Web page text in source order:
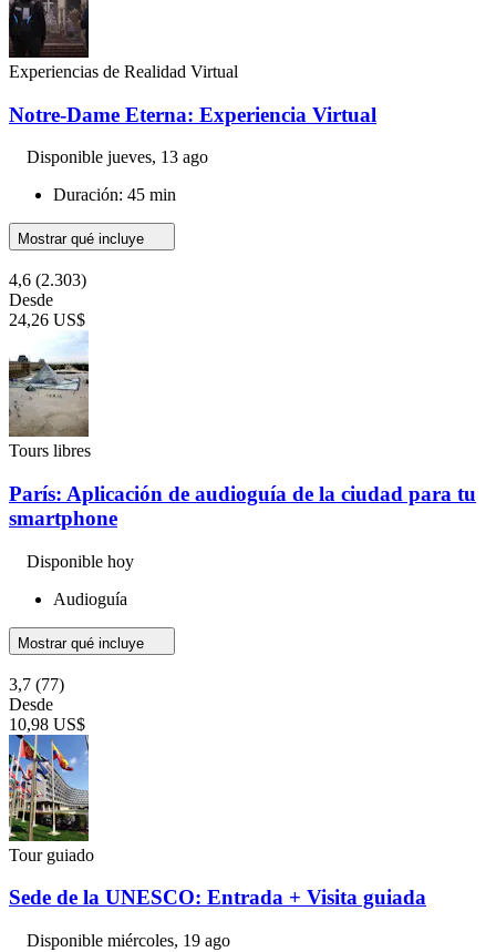
Experiencias de Realidad Virtual
Notre-Dame Eterna: Experiencia Virtual
Disponible jueves, 13 ago
Duración: 45 min
Mostrar qué incluye
4,6 (2.303)
Desde
24,26 US$
Tours libres
París: Aplicación de audioguía de la ciudad para tu
smartphone
Disponible hoy
Audioguía
Mostrar qué incluye
3,7 (77)
Desde
10,98 US$
Tour guiado
Sede de la UNESCO: Entrada + Visita guiada
Disponible miércoles, 19 ago